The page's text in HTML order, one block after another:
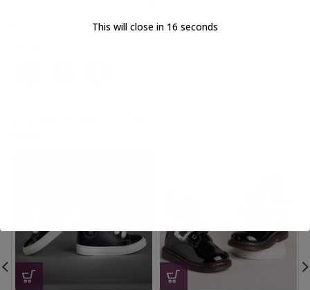
κολοκύθα, Σετ βάπτισης
This will close in 15 seconds